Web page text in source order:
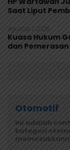
Saat Liput
Agustus 1, 2026
Kuasa Hukum
dan
Otomotif
Ini adalah
kategori